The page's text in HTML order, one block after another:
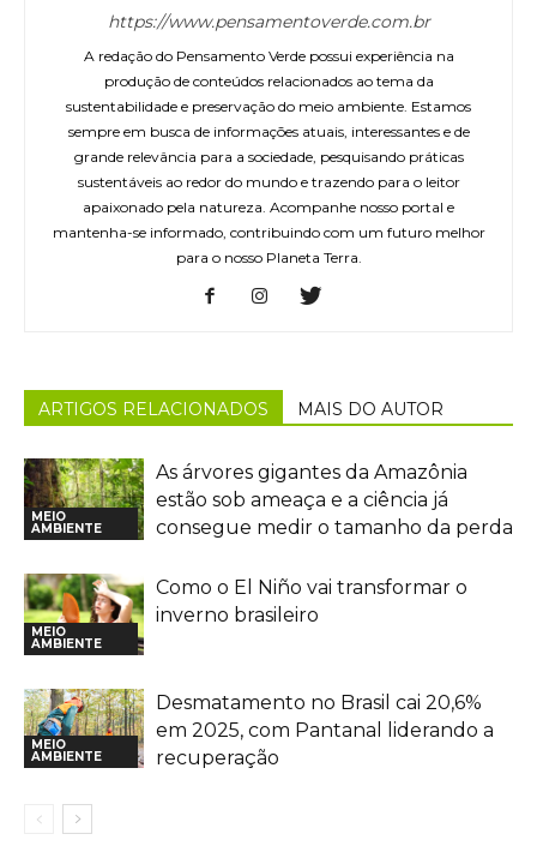
https://www.pensamentoverde.com.br
A redação do Pensamento Verde possui experiência na
produção de conteúdos relacionados ao tema da
sustentabilidade e preservação do meio ambiente. Estamos
sempre em busca de informações atuais, interessantes e de
grande relevância para a sociedade, pesquisando práticas
sustentáveis ao redor do mundo e trazendo para o leitor
apaixonado pela natureza. Acompanhe nosso portal e
mantenha-se informado, contribuindo com um futuro melhor
para o nosso Planeta Terra.
ARTIGOS RELACIONADOS MAIS DO AUTOR
MEIO
AMBIENTE
As árvores gigantes da Amazônia
estão sob ameaça e a ciência já
consegue medir o tamanho da perda
MEIO
AMBIENTE
Como o El Niño vai transformar o
inverno brasileiro
MEIO
AMBIENTE
Desmatamento no Brasil cai 20,6%
em 2025, com Pantanal liderando a
recuperação